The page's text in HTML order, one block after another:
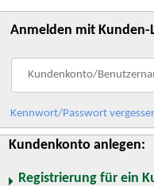
Anmelden mit Kunden-
Kennwort/Passwort
Kundenkonto anlegen:
Registrierung für ein